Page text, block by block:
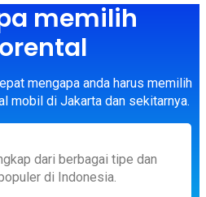
memilih
mengapa anda harus memilih
mobil di Jakarta dan sekitarnya.
dari berbagai tipe dan
di Indonesia.